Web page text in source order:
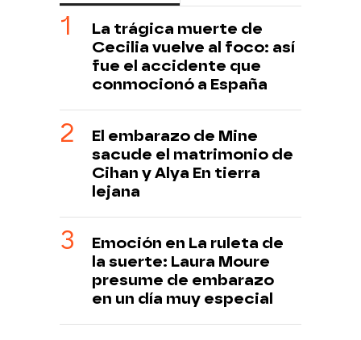
La trágica muerte de
Cecilia vuelve al foco: así
fue el accidente que
conmocionó a España
El embarazo de Mine
sacude el matrimonio de
Cihan y Alya En tierra
lejana
Emoción en La ruleta de
la suerte: Laura Moure
presume de embarazo
en un día muy especial